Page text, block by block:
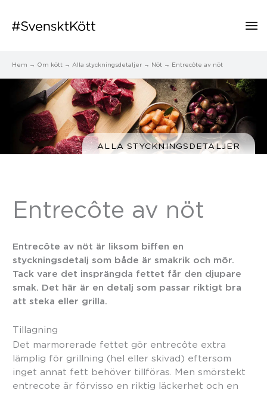
Hem Om kött Alla styckningsdetaljer Nöt Entrecôte av nöt
ALLA STYCKNINGSDETALJER
Entrecôte av nöt
Entrecôte av nöt är liksom biffen en
styckningsdetalj som både är smakrik och mör.
Tack vare det insprängda fettet får den djupare
smak. Det här är en detalj som passar riktigt bra
att steka eller grilla.
Tillagning
Det marmorerade fettet gör entrecôte extra
lämplig för grillning (hel eller skivad) eftersom
inget annat fett behöver tillföras. Men smörstekt
entrecote är förvisso en riktig läckerhet och en